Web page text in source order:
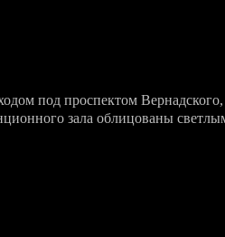
под проспектом
зала облицованы